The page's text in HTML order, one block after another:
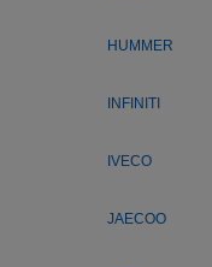
HUMMER
INFINITI
IVECO
JAECOO